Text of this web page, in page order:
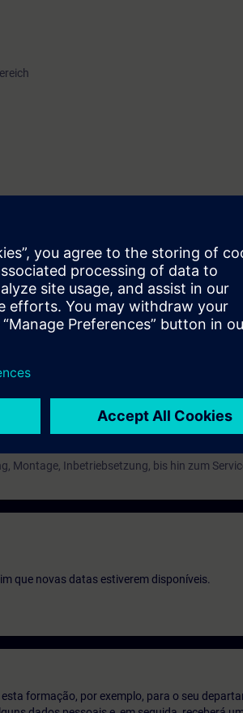
Montage, Inbetriebsetzung, bis hin zum
que novas datas estiverem disponíveis.
formação, por exemplo, para o seu